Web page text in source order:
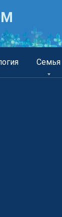
Семья